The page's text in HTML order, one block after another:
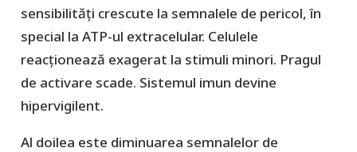
sensibilități crescute la semnalele de pericol, în
special la ATP-ul extracelular. Celulele
reacționează exagerat la stimuli minori. Pragul
de activare scade. Sistemul imun devine
hipervigilent.
Al doilea este diminuarea semnalelor de